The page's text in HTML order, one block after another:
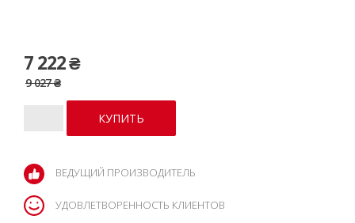
7 222 ₴
9 027 ₴
ВЕДУЩИЙ ПРОИЗВОДИТЕЛЬ
УДОВЛЕТВОРЕННОСТЬ КЛИЕНТОВ